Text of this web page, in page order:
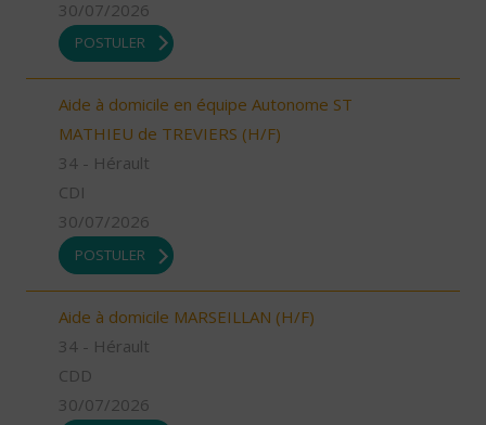
30/07/2026
POSTULER
Aide à domicile en équipe Autonome ST
MATHIEU de TREVIERS (H/F)
34 - Hérault
CDI
30/07/2026
POSTULER
Aide à domicile MARSEILLAN (H/F)
34 - Hérault
CDD
30/07/2026